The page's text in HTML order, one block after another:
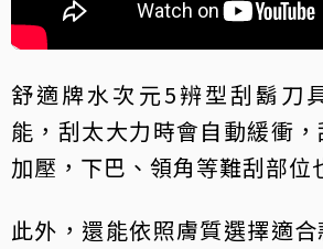
舒適牌水次元5辨型刮鬍刀
能，刮太大力時會自動緩衝
加壓，下巴、領角等難刮部位
此外，還能依照膚質選擇適合